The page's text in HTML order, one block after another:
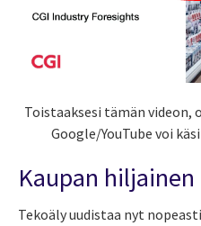
Toistaaksesi tämän
Google/YouTube voi
Kaupan
Tekoäly uudistaa nyt